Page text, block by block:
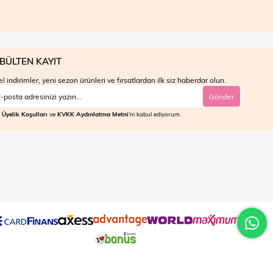
KAYIT
indirimler, yeni sezon ürünleri ve fırsatlardan ilk siz haberdar olun.
Gönder
Üyelik Koşulları ve KVKK Aydınlatma Metni'ni kabul ediyorum.